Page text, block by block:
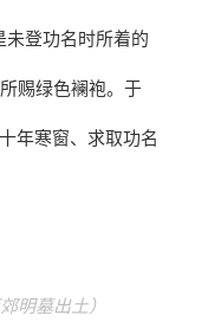
未登功名时所着的
赐绿色襕袍。于
年寒窗、求取功名
明墓出土）